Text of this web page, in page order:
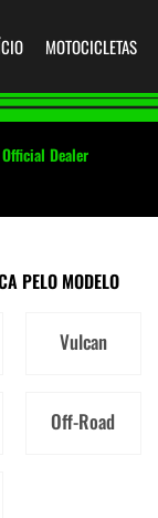
MOTOCICLETAS
Dealer
PELO MODELO
Vulcan
Off-Road